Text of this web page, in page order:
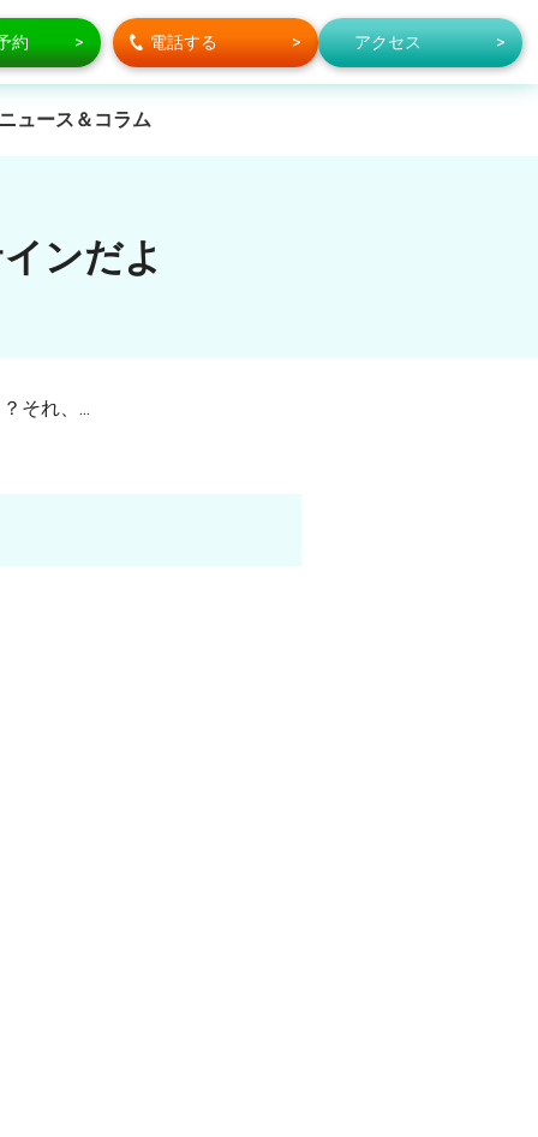
約 電話する アクセス
ュース＆コラム
ンだよ
それ、...